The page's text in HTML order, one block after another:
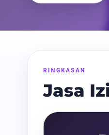
RINGKASAN
Jasa